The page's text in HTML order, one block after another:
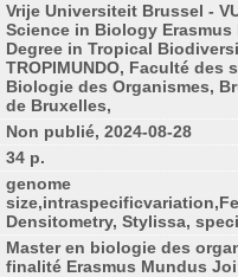
Vrije Universiteit Brussel -
Science in Biology
Degree in Tropical
TROPIMUNDO, Faculté des
Biologie des Organismes,
de Bruxelles,
Non publié, 2024-08-28
34 p.
genome
Densitometry, Stylissa,
Master en biologie des
finalité Erasmus Mundus